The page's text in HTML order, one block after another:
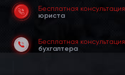
Бесплатная консультация
юриста
Бесплатная консультация
бухгалтера